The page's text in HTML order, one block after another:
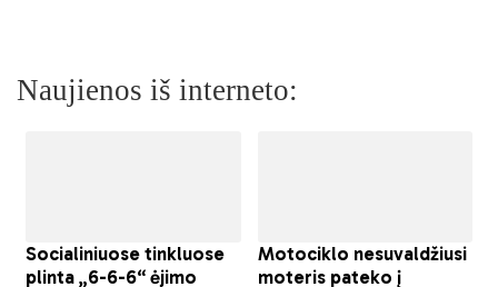
Naujienos iš interneto: